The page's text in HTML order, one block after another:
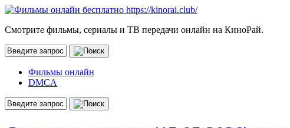
Смотрите фильмы, сериалы и ТВ передачи онлайн на КиноРай.
Фильмы онлайн
DMCA